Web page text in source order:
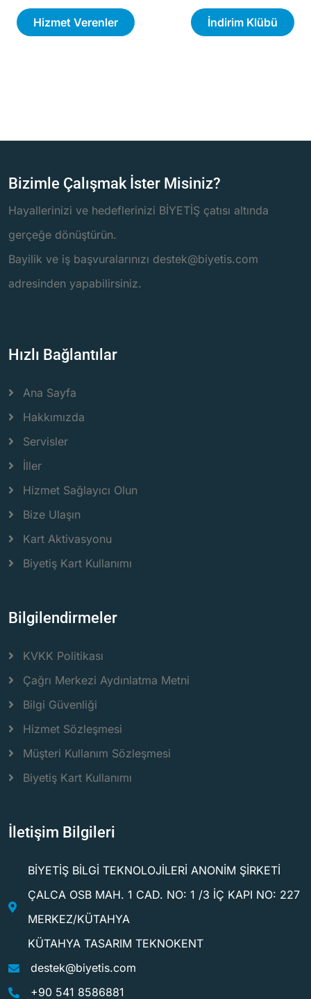
Hizmet Verenler İndirim Klübü
Bizimle Çalışmak İster Misiniz?
Hayallerinizi ve hedeflerinizi BİYETİŞ çatısı altında
gerçeğe dönüştürün.
Bayilik ve iş başvuralarınızı destek@biyetis.com
adresinden yapabilirsiniz.
Hızlı Bağlantılar
Ana Sayfa
Hakkımızda
Servisler
İller
Hizmet Sağlayıcı Olun
Bize Ulaşın
Kart Aktivasyonu
Biyetiş Kart Kullanımı
Bilgilendirmeler
KVKK Politikası
Çağrı Merkezi Aydınlatma Metni
Bilgi Güvenliği
Hizmet Sözleşmesi
Müşteri Kullanım Sözleşmesi
Biyetiş Kart Kullanımı
İletişim Bilgileri
BİYETİŞ BİLGİ TEKNOLOJİLERİ ANONİM ŞİRKETİ
ÇALCA OSB MAH. 1 CAD. NO: 1 /3 İÇ KAPI NO: 227
MERKEZ/KÜTAHYA
KÜTAHYA TASARIM TEKNOKENT
destek@biyetis.com
+90 541 8586881